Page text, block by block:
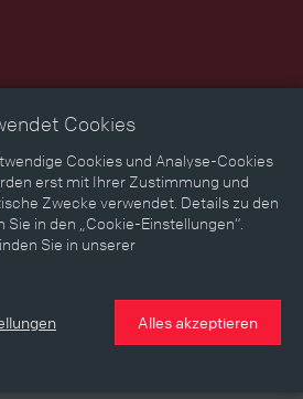
Landkarte Erinnerungen
Aspekte
Cookies
Cookies und Analyse-Cookies
erst mit Ihrer Zustimmung und
Zwecke verwendet. Details zu den
in den „Cookie-Einstellungen“.
Sie in unserer
Alles akzeptieren